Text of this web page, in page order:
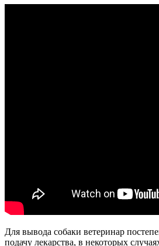
Для вывода собаки ветеринар
подачу лекарства, в некоторых